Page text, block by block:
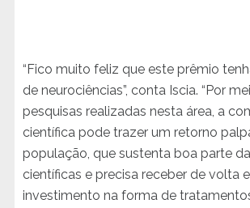
“Fico muito feliz que este prêmio
de neurociências”, conta Iscia. “Por
pesquisas realizadas nesta área, a
científica pode trazer um retorno
população, que sustenta boa parte
científicas e precisa receber de volta
investimento na forma de